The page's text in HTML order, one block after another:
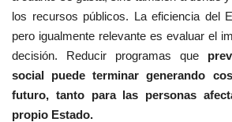
los recursos públicos. La eficiencia del
pero igualmente relevante es evaluar el
decisión. Reducir programas que
social puede terminar generando
futuro, tanto para las personas
propio Estado.